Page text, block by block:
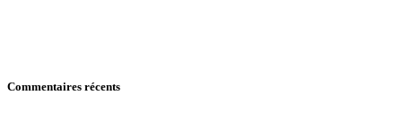
Commentaires récents